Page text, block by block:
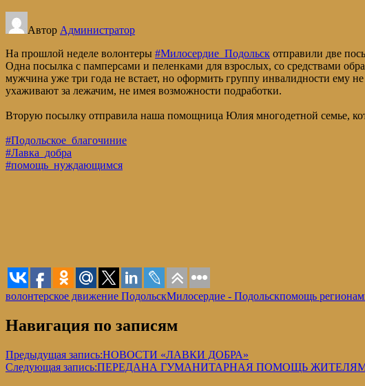
Автор Администратор
На прошлой неделе волонтеры #Милосердие_Подольск отправили две
Одна посылка с памперсами и пеленками для взрослых, со средствами
мужчина уже три года не встает, но оформить группу инвалидности ему
ухаживают за лежачим, не имея возможности подработки.
Вторую посылку отправила наша помощница Юлия многодетной семье,
#Подольское_благочиние
#Лавка_добра
#помощь_нуждающимся
волонтерское движение ПодольскМилосердие - Подольскпомощь регионам
Навигация по записям
Предыдущая запись:НОВОСТИ «ЛАВКИ ДОБРА»
Следующая запись:ПЕРЕДАНА ГУМАНИТАРНАЯ ПОМОЩЬ